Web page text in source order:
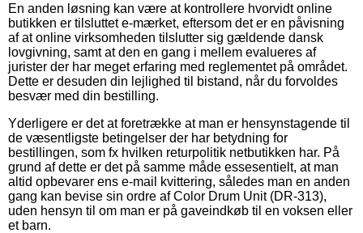
En anden løsning kan være at kontrollere hvorvidt online
butikken er tilsluttet e-mærket, eftersom det er en påvisning
af at online virksomheden tilslutter sig gældende dansk
lovgivning, samt at den en gang i mellem evalueres af
jurister der har meget erfaring med reglementet på området.
Dette er desuden din lejlighed til bistand, når du forvoldes
besvær med din bestilling.
Yderligere er det at foretrække at man er hensynstagende til
de væsentligste betingelser der har betydning for
bestillingen, som fx hvilken returpolitik netbutikken har. På
grund af dette er det på samme måde essesentielt, at man
altid opbevarer ens e-mail kvittering, således man en anden
gang kan bevise sin ordre af Color Drum Unit (DR-313),
uden hensyn til om man er på gaveindkøb til en voksen eller
et barn.